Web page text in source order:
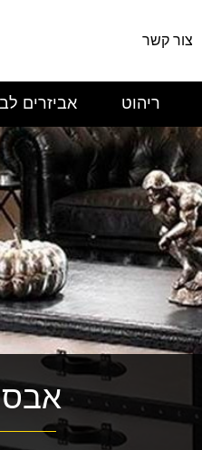
צור קשר
ריהוט אביזרים